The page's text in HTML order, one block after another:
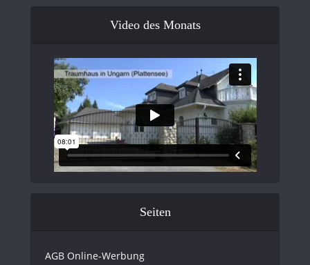
Video des Monats
Seiten
AGB Online-Werbung